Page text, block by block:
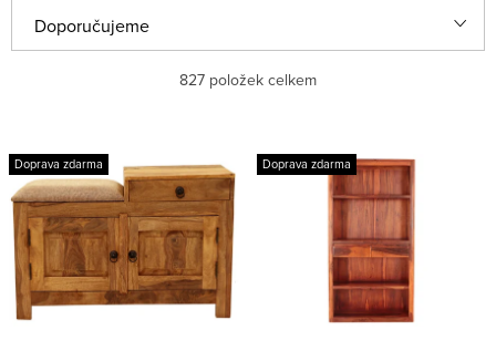
a
n
í
p
r
o
Doporučujeme
Nejprodávanější
Abecedně
827 položek celkem
V
ý
p
i
s
p
Doprava zdarma Doprava zdarma